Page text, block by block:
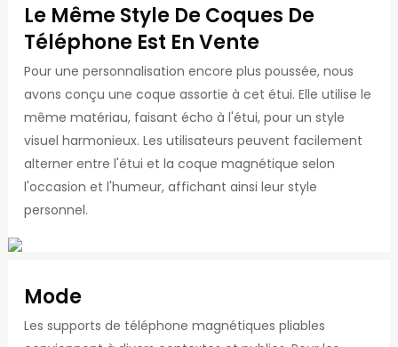
Le Même Style De Coques De
Téléphone Est En Vente
Pour une personnalisation encore plus poussée, nous
avons conçu une coque assortie à cet étui. Elle utilise le
même matériau, faisant écho à l'étui, pour un style
visuel harmonieux. Les utilisateurs peuvent facilement
alterner entre l'étui et la coque magnétique selon
l'occasion et l'humeur, affichant ainsi leur style
personnel.
Mode
Les supports de téléphone magnétiques pliables